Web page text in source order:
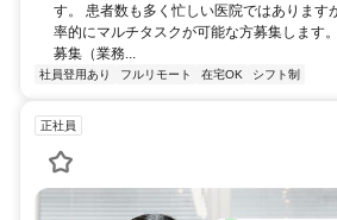
す。 患者数も多く忙しい医院ではあります
率的にマルチタスクが可能な方募集します
募集（業務...
社員登用あり フルリモート 在宅OK シフト制
正社員